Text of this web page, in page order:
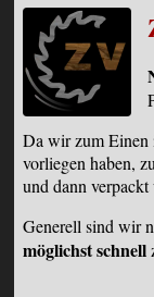
Da wir zum Einen
vorliegen haben,
und dann
Generell sind wir
möglichst schnell